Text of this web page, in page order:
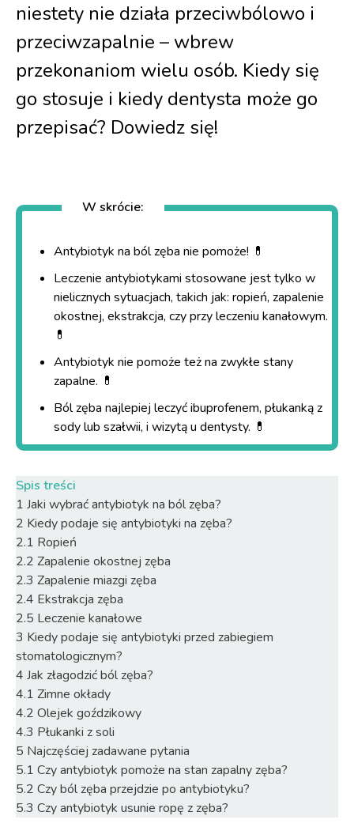
niestety nie działa przeciwbólowo i
przeciwzapalnie – wbrew
przekonaniom wielu osób. Kiedy się
go stosuje i kiedy dentysta może go
przepisać? Dowiedz się!
W skrócie:
Antybiotyk na ból zęba nie pomoże! 💊
Leczenie antybiotykami stosowane jest tylko w
nielicznych sytuacjach, takich jak: ropień, zapalenie
okostnej, ekstrakcja, czy przy leczeniu kanałowym.
💊
Antybiotyk nie pomoże też na zwykłe stany
zapalne. 💊
Ból zęba najlepiej leczyć ibuprofenem, płukanką z
sody lub szałwii, i wizytą u dentysty. 💊
Spis treści
1 Jaki wybrać antybiotyk na ból zęba?
2 Kiedy podaje się antybiotyki na zęba?
2.1 Ropień
2.2 Zapalenie okostnej zęba
2.3 Zapalenie miazgi zęba
2.4 Ekstrakcja zęba
2.5 Leczenie kanałowe
3 Kiedy podaje się antybiotyki przed zabiegiem
stomatologicznym?
4 Jak złagodzić ból zęba?
4.1 Zimne okłady
4.2 Olejek goździkowy
4.3 Płukanki z soli
5 Najczęściej zadawane pytania
5.1 Czy antybiotyk pomoże na stan zapalny zęba?
5.2 Czy ból zęba przejdzie po antybiotyku?
5.3 Czy antybiotyk usunie ropę z zęba?